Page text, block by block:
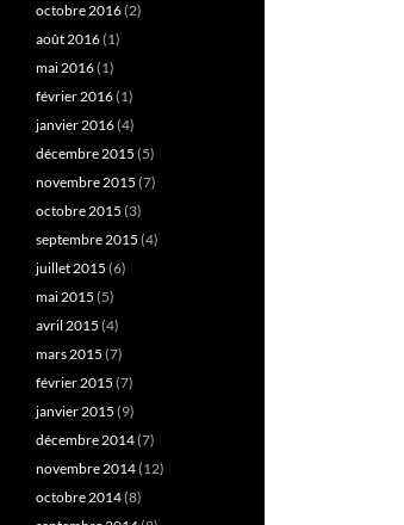
octobre 2016(2)
août 2016(1)
mai 2016(1)
février 2016(1)
janvier 2016(4)
décembre 2015 (5)
novembre 2015 (7)
octobre 2015 (3)
septembre 2015 (4)
juillet 2015 (6)
mai 2015 (5)
avril 2015 (4)
mars 2015 (7)
février 2015 (7)
janvier 2015 (9)
décembre 2014(7)
novembre 2014(12)
octobre 2014(8)